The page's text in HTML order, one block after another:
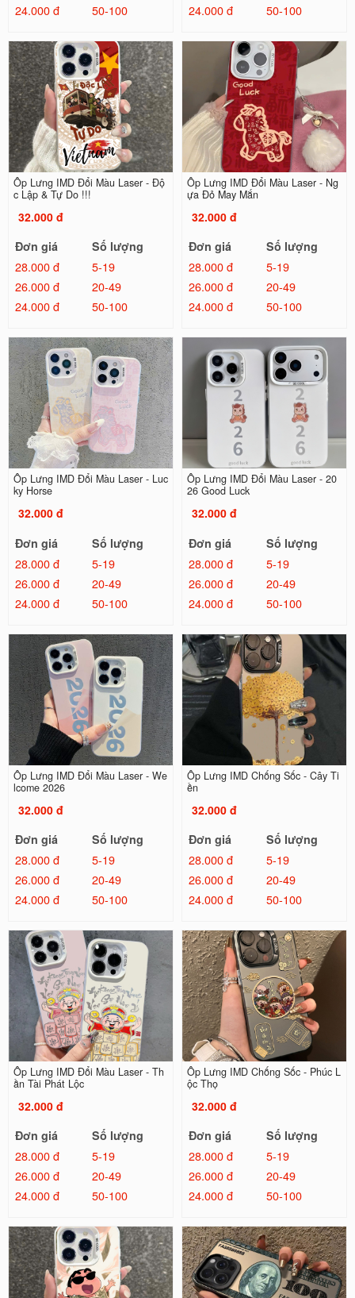
24.000 đ
50-100
24.000 đ
50-100
Ốp Lưng IMD Đổi Màu Laser - Độ
c Lập & Tự Do !!!
32.000 đ
Đơn giá
Số lượng
28.000 đ
5-19
26.000 đ
20-49
24.000 đ
50-100
Ốp Lưng IMD Đổi Màu Laser - Ng
ựa Đỏ May Mắn
32.000 đ
Đơn giá
Số lượng
28.000 đ
5-19
26.000 đ
20-49
24.000 đ
50-100
Ốp Lưng IMD Đổi Màu Laser - Luc
ky Horse
32.000 đ
Đơn giá
Số lượng
28.000 đ
5-19
26.000 đ
20-49
24.000 đ
50-100
Ốp Lưng IMD Đổi Màu Laser - 20
26 Good Luck
32.000 đ
Đơn giá
Số lượng
28.000 đ
5-19
26.000 đ
20-49
24.000 đ
50-100
Ốp Lưng IMD Đổi Màu Laser - We
lcome 2026
32.000 đ
Đơn giá
Số lượng
28.000 đ
5-19
26.000 đ
20-49
24.000 đ
50-100
Ốp Lưng IMD Chống Sốc - Cây Ti
ền
32.000 đ
Đơn giá
Số lượng
28.000 đ
5-19
26.000 đ
20-49
24.000 đ
50-100
Ốp Lưng IMD Đổi Màu Laser - Th
ần Tài Phát Lộc
32.000 đ
Đơn giá
Số lượng
28.000 đ
5-19
26.000 đ
20-49
24.000 đ
50-100
Ốp Lưng IMD Chống Sốc - Phúc L
ộc Thọ
32.000 đ
Đơn giá
Số lượng
28.000 đ
5-19
26.000 đ
20-49
24.000 đ
50-100